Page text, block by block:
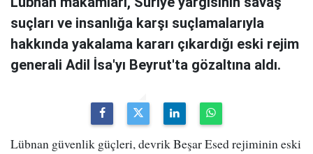
suçları ve insanlığa karşı suçlamalarıyla
hakkında yakalama kararı çıkardığı eski rejim
generali Adil İsa'yı Beyrut'ta gözaltına aldı.
Lübnan güvenlik güçleri, devrik Beşar Esed rejiminin eski